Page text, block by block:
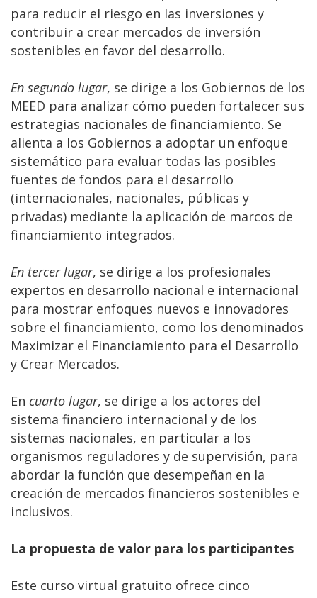
para reducir el riesgo en las inversiones y
contribuir a crear mercados de inversión
sostenibles en favor del desarrollo.
En segundo lugar, se dirige a los Gobiernos de los
MEED para analizar cómo pueden fortalecer sus
estrategias nacionales de financiamiento. Se
alienta a los Gobiernos a adoptar un enfoque
sistemático para evaluar todas las posibles
fuentes de fondos para el desarrollo
(internacionales, nacionales, públicas y
privadas) mediante la aplicación de marcos de
financiamiento integrados.
En tercer lugar, se dirige a los profesionales
expertos en desarrollo nacional e internacional
para mostrar enfoques nuevos e innovadores
sobre el financiamiento, como los denominados
Maximizar el Financiamiento para el Desarrollo
y Crear Mercados.
En cuarto lugar, se dirige a los actores del
sistema financiero internacional y de los
sistemas nacionales, en particular a los
organismos reguladores y de supervisión, para
abordar la función que desempeñan en la
creación de mercados financieros sostenibles e
inclusivos.
La propuesta de valor para los participantes
Este curso virtual gratuito ofrece cinco